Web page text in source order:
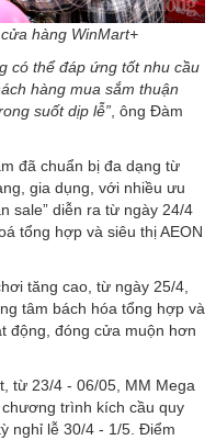
hàng WinMart+
có thể đáp ứng tốt nhu cầu
hàng mua sắm thuận
suốt dịp lễ” , ông Đàm
đã chuẩn bị đa dạng từ
gia dụng, với nhiều ưu
sale” diễn ra từ ngày 24/4
tổng hợp và siêu thị AEON
tăng cao, từ ngày 25/4,
tâm bách hóa tổng hợp và
động, đóng cửa muộn hơn
từ 23/4 - 06/05, MM Mega
trình kích cầu quy
nghỉ lễ 30/4 - 1/5. Điểm